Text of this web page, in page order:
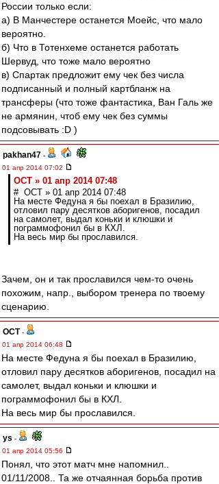
России только если:
а) В Манчестере останется Моейс, что мало
вероятно.
б) Что в Тотенхеме останется работать
Шервуд, что тоже мало вероятно
в) Спартак предложит ему чек без числа
подписанный и полный картбланж на
трансферы (что тоже фантастика, Ван Галь же
не армянин, чтоб ему чек без суммы
подсовывать :D )
pakhan47 -
01 апр 2014 07:02
ОСТ » 01 апр 2014 07:48
# ОСТ » 01 апр 2014 07:48
На месте Федуна я бы поехал в Бразилию,
отловил пару десятков аборигенов, посадил
на самолет, выдал коньки и клюшки и
пограммофонил бы в КХЛ.
На весь мир бы прославился.
Зачем, он и так прославился чем-то очень
похожим, напр., выбором тренера по твоему
сценарию.
ОСТ -
01 апр 2014 06:48
На месте Федуна я бы поехал в Бразилию,
отловил пару десятков аборигенов, посадил на
самолет, выдал коньки и клюшки и
пограммофонил бы в КХЛ.
На весь мир бы прославился.
ys -
01 апр 2014 05:56
Понял, что этот матч мне напомнил..
01/11/2008.. Та же отчаянная борьба против